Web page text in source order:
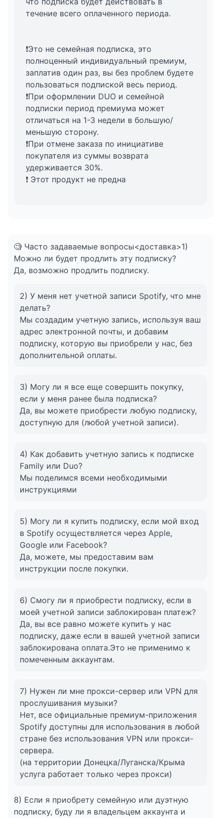
течение всего оплаченного периода.
❗Это не семейная подписка, это
полноценный индивидуальный премиум,
заплатив один раз, вы без проблем будете
пользоваться подпиской весь период.
❗При оформлении DUO и семейной
подписки период премиума может
отличаться на 1-3 недели в большую/
меньшую сторону.
❗При отмене заказа по инициативе
покупателя из суммы возврата
удерживается 30%.
❗ Этот продукт не предна
🧐 Часто задаваемые вопросы<доставка>1)
Можно ли будет продлить эту подписку?
Да, возможно продлить подписку.
2) У меня нет учетной записи Spotify, что мне
делать?
Мы создадим учетную запись, используя ваш
адрес электронной почты, и добавим
подписку, которую вы приобрели у нас, без
дополнительной оплаты.
3) Могу ли я все еще совершить покупку,
если у меня ранее была подписка?
Да, вы можете приобрести любую подписку,
доступную для (любой учетной записи).
4) Как добавить учетную запись к подписке
Family или Duo?
Мы поделимся всеми необходимыми
инструкциями
5) Могу ли я купить подписку, если мой вход
в Spotify осуществляется через Apple,
Google или Facebook?
Да, можете, мы предоставим вам
инструкции после покупки.
6) Смогу ли я приобрести подписку, если в
моей учетной записи заблокирован платеж?
Да, вы все равно можете купить у нас
подписку, даже если в вашей учетной записи
заблокирована оплата.Это не применимо к
помеченным аккаунтам.
7) Нужен ли мне прокси-сервер или VPN для
прослушивания музыки?
Нет, все официальные премиум-приложения
Spotify доступны для использования в любой
стране без использования VPN или прокси-
сервера.
(на территории Донецка/Луганска/Крыма
услуга работает только через прокси)
8) Если я приобрету семейную или дуэтную
подписку, буду ли я владельцем аккаунта и